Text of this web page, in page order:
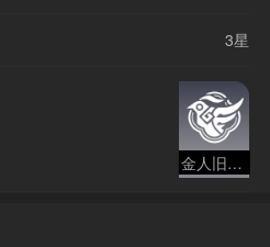
3星
金人旧巷市廛喧